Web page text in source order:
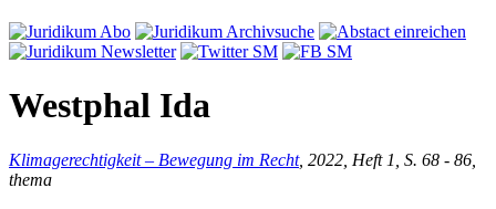
Westphal Ida
Klimagerechtigkeit – Bewegung im Recht, 2022, Heft 1, S. 68 - 86,
thema